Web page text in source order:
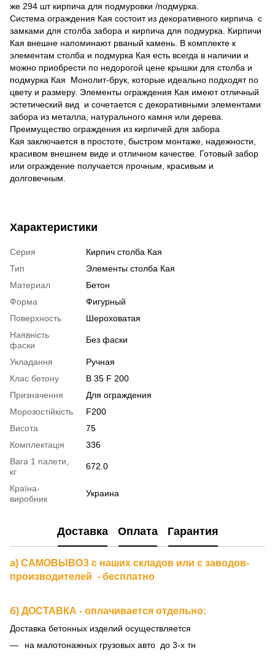
же 294 шт кирпича для подмуровки /подмурка.
Система ограждения Кая состоит из декоративного кирпича с
замками для столба забора и кирпича для подмурка. Кирпичи
Кая внешне напоминают рваный камень. В комплекте к
элементам столба и подмурка Кая есть всегда в наличии и
можно приобрести по недорогой цене крышки для столба и
подмурка Кая Монолит-брук, которые идеально подходят по
цвету и размеру. Элементы ограждения Кая имеют отличный
эстетический вид и сочетается с декоративными элементами
забора из металла, натурального камня или дерева.
Преимущество ограждения из кирпичей для забора
Кая заключается в простоте, быстром монтаже, надежности,
красивом внешнем виде и отличном качестве. Готовый забор
или ограждение получается прочным, красивым и
долговечным.
Характеристики
Серия
Кирпич столба Кая
Тип
Элементы столба Кая
Материал
Бетон
Форма
Фигурный
Поверхность
Шероховатая
Наявність
фаски
Без фаски
Укладання
Ручная
Клас бетону
В 35 F 200
Призначення
Для ограждения
Морозостійкість
F200
Висота
75
Комплектація
336
Вага 1 палети,
кг
672.0
Країна-
виробник
Украина
Доставка Оплата Гарантия
а) САМОВЫВОЗ с наших складов или с заводов-
производителей - бесплатно
б) ДОСТАВКА - оплачивается отдельно:
Доставка бетонных изделий осуществляется
на малотонажных грузовых авто до 3-х тн